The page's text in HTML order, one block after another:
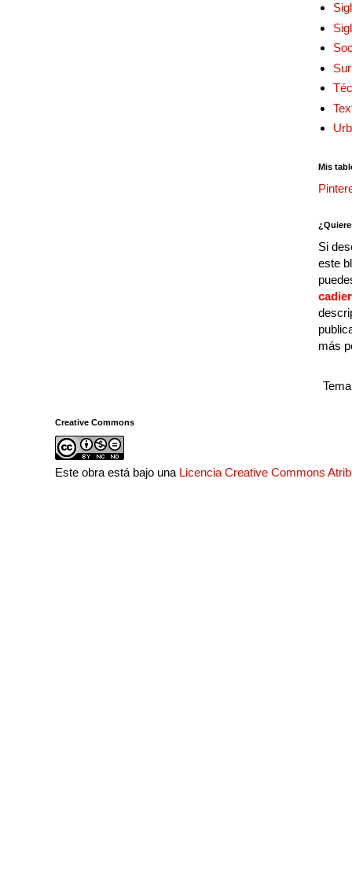
Mis
Si
este
más
Creative Commons
Este obra está bajo una Licencia Creative Commons